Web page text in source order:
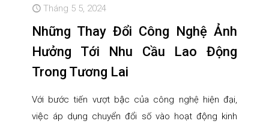
Tháng 5 5, 2024
Những Thay Đổi Công Nghệ Ảnh
Hưởng Tới Nhu Cầu Lao Động
Trong Tương Lai
Với bước tiến vượt bậc của công nghệ hiện đại,
việc áp dụng chuyển đổi số vào hoạt động kinh